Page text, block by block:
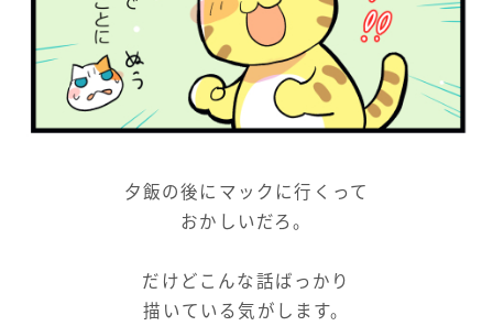
夕飯の後にマックに行くって
おかしいだろ。
だけどこんな話ばっかり
描いている気がします。